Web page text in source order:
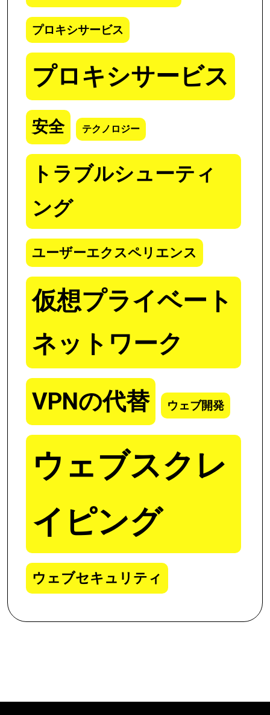
プロキシサービス
プロキシサービス
安全 テクノロジー
トラブルシューティ
ング
ユーザーエクスペリエンス
仮想プライベート
ネットワーク
VPNの代替 ウェブ開発
ウェブスクレ
イピング
ウェブセキュリティ